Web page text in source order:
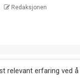
Redaksjonen
av tekst,
erfaring ved